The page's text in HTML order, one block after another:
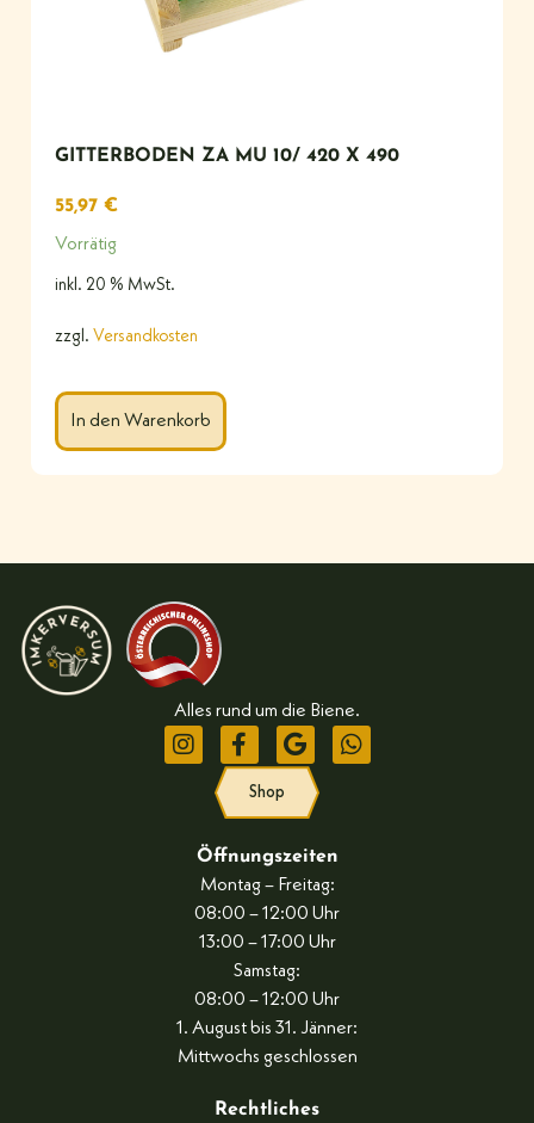
GITTERBODEN ZA MU 10/ 420 X 490
55,97 €
Vorrätig
inkl. 20 % MwSt.
zzgl. Versandkosten
In den Warenkorb
Alles rund um die Biene.
Shop
Öffnungszeiten
Montag – Freitag:
08:00 – 12:00 Uhr
13:00 – 17:00 Uhr
Samstag:
08:00 – 12:00 Uhr
1. August bis 31. Jänner:
Mittwochs geschlossen
Rechtliches